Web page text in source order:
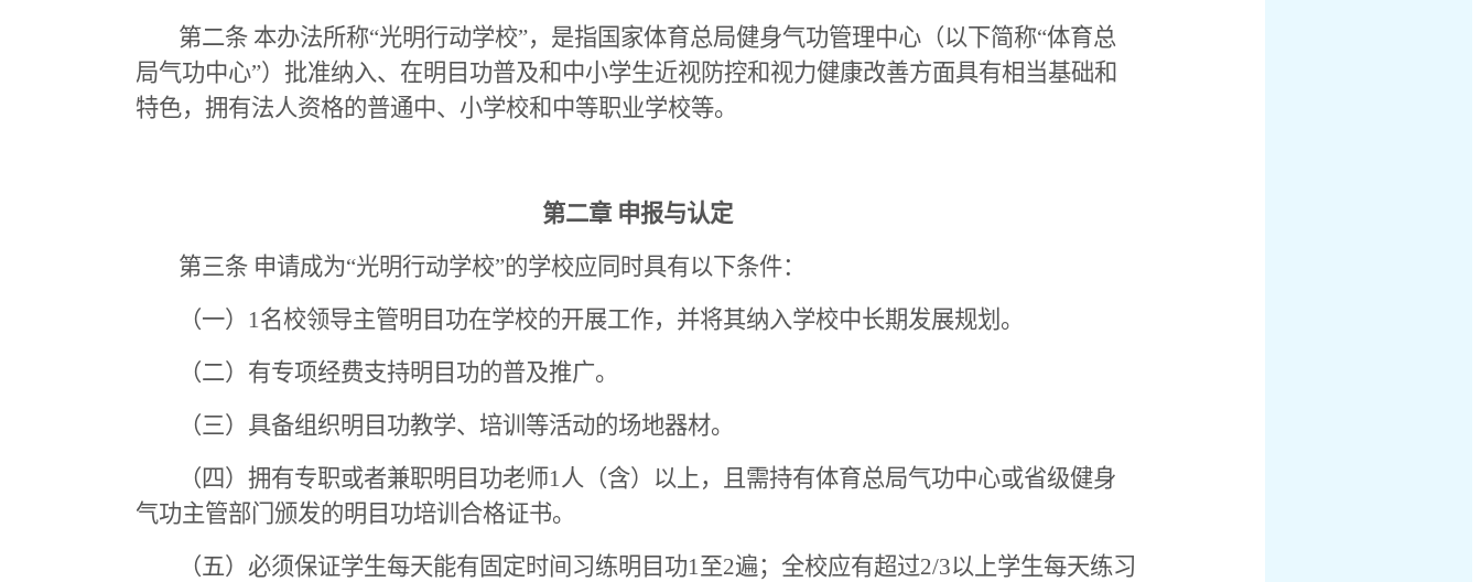
第二条 本办法所称“光明行动学校”，是指国家体育总局健身气功管理中心（以下简称“体育总
局气功中心”）批准纳入、在明目功普及和中小学生近视防控和视力健康改善方面具有相当基础和
特色，拥有法人资格的普通中、小学校和中等职业学校等。
第二章 申报与认定
第三条 申请成为“光明行动学校”的学校应同时具有以下条件：
（一） 1名校领导主管明目功在学校的开展工作，并将其纳入学校中长期发展规划。
（二）有专项经费支持明目功的普及推广。
（三）具备组织明目功教学、培训等活动的场地器材。
（四）拥有专职或者兼职明目功老师1人（含）以上，且需持有体育总局气功中心或省级健身
气功主管部门颁发的明目功培训合格证书。
（五）必须保证学生每天能有固定时间习练明目功1至2遍；全校应有超过2/3以上学生每天练习